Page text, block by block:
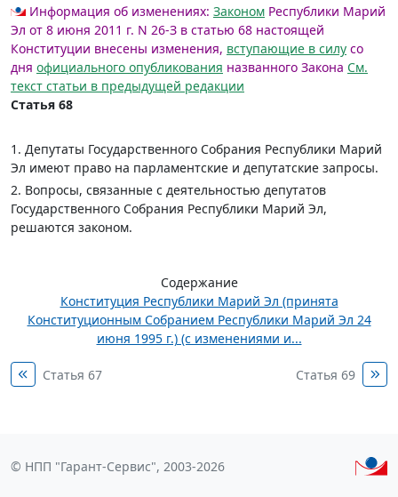
Информация об изменениях: Законом Республики Марий
Эл от 8 июня 2011 г. N 26-З в статью 68 настоящей
Конституции внесены изменения, вступающие в силу со
дня официального опубликования названного Закона См.
текст статьи в предыдущей редакции
Статья 68
1. Депутаты Государственного Собрания Республики Марий
Эл имеют право на парламентские и депутатские запросы.
2. Вопросы, связанные с деятельностью депутатов
Государственного Собрания Республики Марий Эл,
решаются законом.
Содержание
Конституция Республики Марий Эл (принята
Конституционным Собранием Республики Марий Эл 24
июня 1995 г.) (с изменениями и...
Статья 67 Статья 69
© НПП "Гарант-Сервис", 2003-2026